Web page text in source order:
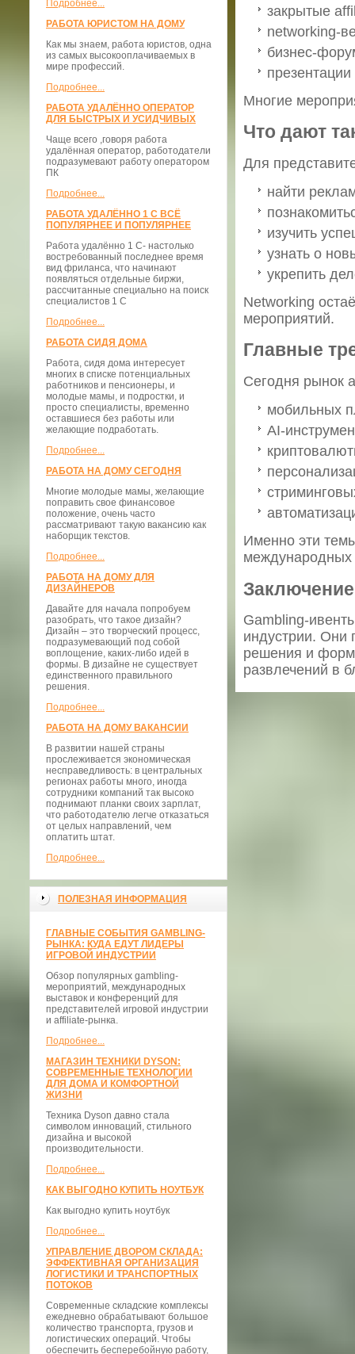
Подробнее...
РАБОТА ЮРИСТОМ НА ДОМУ
Как мы знаем, работа юристов, одна
из самых высокооплачиваемых в
мире профессий.
Подробнее...
РАБОТА УДАЛЁННО ОПЕРАТОР
ДЛЯ БЫСТРЫХ И УСИДЧИВЫХ
Чаще всего ,говоря работа
удалённая оператор, работодатели
подразумевают работу оператором
ПК
Подробнее...
РАБОТА УДАЛЁННО 1 С ВСЁ
ПОПУЛЯРНЕЕ И ПОПУЛЯРНЕЕ
Работа удалённо 1 С- настолько
востребованный последнее время
вид фриланса, что начинают
появляться отдельные биржи,
рассчитанные специально на поиск
специалистов 1 С
Подробнее...
РАБОТА СИДЯ ДОМА
Работа, сидя дома интересует
многих в списке потенциальных
работников и пенсионеры, и
молодые мамы, и подростки, и
просто специалисты, временно
оставшиеся без работы или
желающие подработать.
Подробнее...
РАБОТА НА ДОМУ СЕГОДНЯ
Многие молодые мамы, желающие
поправить свое финансовое
положение, очень часто
рассматривают такую вакансию как
наборщик текстов.
Подробнее...
РАБОТА НА ДОМУ ДЛЯ
ДИЗАЙНЕРОВ
Давайте для начала попробуем
разобрать, что такое дизайн?
Дизайн – это творческий процесс,
подразумевающий под собой
воплощение, каких-либо идей в
формы. В дизайне не существует
единственного правильного
решения.
Подробнее...
РАБОТА НА ДОМУ ВАКАНСИИ
В развитии нашей страны
прослеживается экономическая
несправедливость: в центральных
регионах работы много, иногда
сотрудники компаний так высоко
поднимают планки своих зарплат,
что работодателю легче отказаться
от целых направлений, чем
оплатить штат.
Подробнее...
ПОЛЕЗНАЯ ИНФОРМАЦИЯ
ГЛАВНЫЕ СОБЫТИЯ GAMBLING-
РЫНКА: КУДА ЕДУТ ЛИДЕРЫ
ИГРОВОЙ ИНДУСТРИИ
Обзор популярных gambling-
мероприятий, международных
выставок и конференций для
представителей игровой индустрии
и affiliate-рынка.
Подробнее...
МАГАЗИН ТЕХНИКИ DYSON:
СОВРЕМЕННЫЕ ТЕХНОЛОГИИ
ДЛЯ ДОМА И КОМФОРТНОЙ
ЖИЗНИ
Техника Dyson давно стала
символом инноваций, стильного
дизайна и высокой
производительности.
Подробнее...
КАК ВЫГОДНО КУПИТЬ НОУТБУК
Как выгодно купить ноутбук
Подробнее...
УПРАВЛЕНИЕ ДВОРОМ СКЛАДА:
ЭФФЕКТИВНАЯ ОРГАНИЗАЦИЯ
ЛОГИСТИКИ И ТРАНСПОРТНЫХ
ПОТОКОВ
Современные складские комплексы
ежедневно обрабатывают большое
количество транспорта, грузов и
логистических операций. Чтобы
обеспечить бесперебойную работу,
закрытые
networking-
бизнес-
Многие
Что дают
Для
найти
изучить
узнать о
укрепить
Networking
мероприятий.
Главные
Сегодня рынок
мобильных
AI-
Именно эти
международных
Заключение
Gambling-
индустрии. Они
решения и
развлечений в